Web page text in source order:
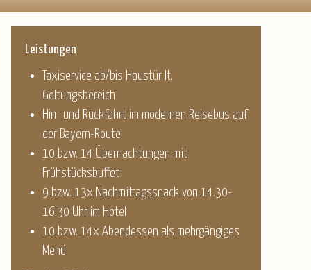
Leistungen
Taxiservice ab/bis Haustür lt.
Geltungsbereich
Hin- und Rückfahrt im modernen Reisebus auf
der Bayern-Route
10 bzw. 14 Übernachtungen mit
Frühstücksbuffet
9 bzw. 13x Nachmittagssnack von 14.30-
16.30 Uhr im Hotel
10 bzw. 14x Abendessen als mehrgängiges
Menü